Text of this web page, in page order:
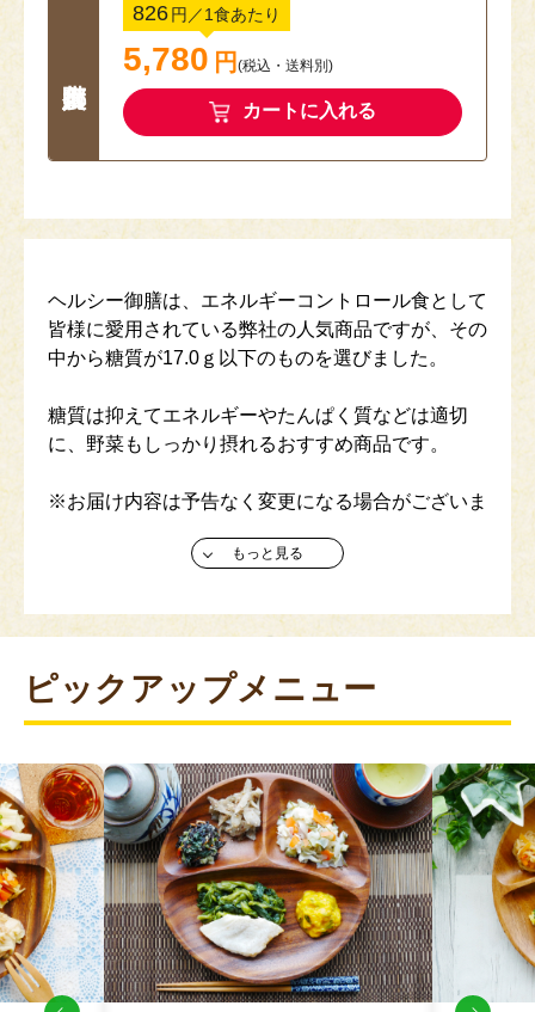
826円 ／1食あたり
5,780 円(税込 ・送料別)
カートに入れる
ヘルシー御膳は、エネルギーコントロール食として
皆様に愛用されている弊社の人気商品ですが、その
中から糖質が17.0ｇ以下のものを選びました。
糖質は抑えてエネルギーやたんぱく質などは適切
に、野菜もしっかり摂れるおすすめ商品です。
※お届け内容は予告なく変更になる場合がございま
※定期継続購入とは、1回のお申し込みでご注文い
るサービスです。 （3回以上の継続からご利用いた
もっと見る
ピックアップメニュー